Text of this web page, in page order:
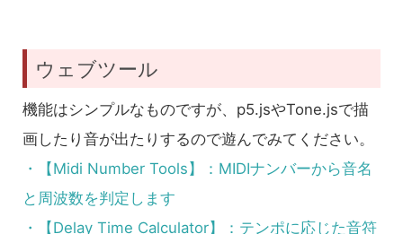
ウェブツール
機能はシンプルなものですが、p5.jsやTone.jsで描
画したり音が出たりするので遊んでみてください。
・【Midi Number Tools】：MIDIナンバーから音名
と周波数を判定します
・【Delay Time Calculator】：テンポに応じた音符